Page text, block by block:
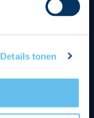
Details tonen